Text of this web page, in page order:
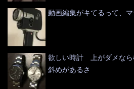
動画編集がキてるって、
欲しい時計 上がダメなら
斜めがあるさ